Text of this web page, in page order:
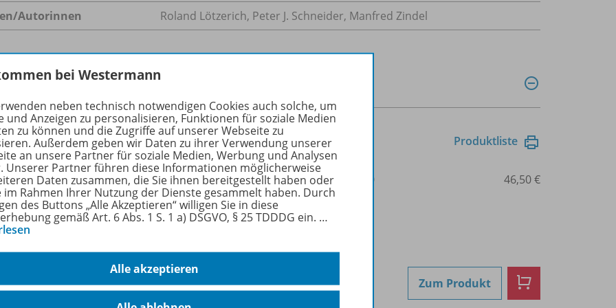
Autorinnen Roland Lötzerich, Peter J. Schneider, Manfred Zindel
der Reihe
Produktliste
Schulbuch
Lieferbar
978-3-8045-4260-0 46,50 €
Zum Produkt
bei Westermann
neben technisch notwendigen Cookies auch solche, um
und Anzeigen zu personalisieren, Funktionen für soziale Medien
zu können und die Zugriffe auf unserer Webseite zu
Außerdem geben wir Daten zu ihrer Verwendung unserer
an unsere Partner für soziale Medien, Werbung und Analysen
Unserer Partner führen diese Informationen möglicherweise
Daten zusammen, die Sie ihnen bereitgestellt haben oder
im Rahmen Ihrer Nutzung der Dienste gesammelt haben. Durch
des Buttons „Alle Akzeptieren“ willigen Sie in diese
gemäß Art. 6 Abs. 1 S. 1 a) DSGVO, § 25 TDDDG ein. …
Alle akzeptieren